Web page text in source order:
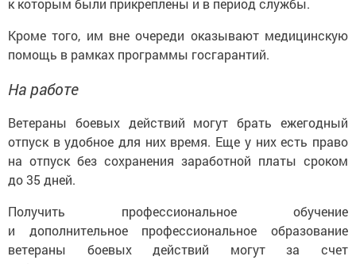
к которым были прикреплены и в период службы.
Кроме того, им вне очереди оказывают медицинскую
помощь в рамках программы госгарантий.
На работе
Ветераны боевых действий могут брать ежегодный
отпуск в удобное для них время. Еще у них есть право
на отпуск без сохранения заработной платы сроком
до 35 дней.
Получить профессиональное обучение
и дополнительное профессиональное образование
ветераны боевых действий могут за счет